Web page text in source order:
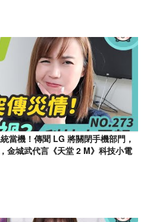
機！傳聞 LG 將關閉手機部門，
金城武代言《天堂 2 M》科技小電